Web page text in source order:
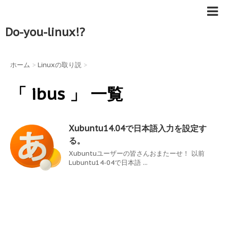
Do-you-linux!?
ホーム > Linuxの取り説 >
「 ibus 」 一覧
Xubuntu14.04で日本語入力を設定す
る。
Xubuntuユーザーの皆さんおまたーせ！ 以前
Lubuntu14-04で日本語 ...